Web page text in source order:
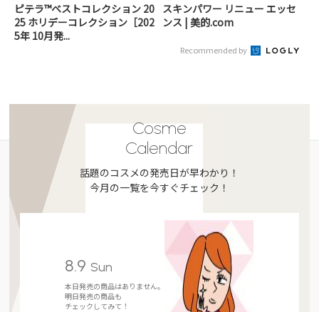
ピテラ™ベストコレクション 20
25 ホリデーコレクション［202
5年 10月発...
スキンパワー リニュー エッセ
ンス | 美的.com
Recommended by
Cosme
Calendar
話題のコスメの発売日が早わかり！
今月の一覧を今すぐチェック！
8.9 Sun
本日発売の商品はありません。
明日発売の商品も
チェックしてみて！